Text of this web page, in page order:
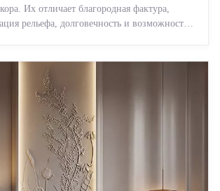
Их отличает благородная фактура,
рельефа, долговечность и возможность